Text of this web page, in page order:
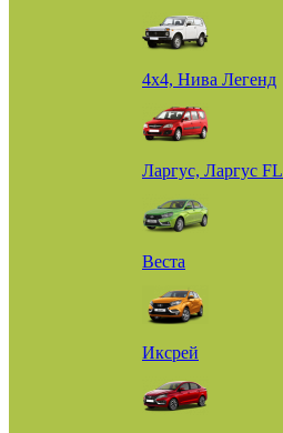
4х4, Нива Легенд
Ларгус, Ларгус FL
Веста
Иксрей